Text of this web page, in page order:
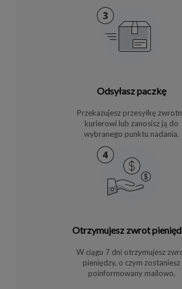
Odsyłasz paczkę
Przekazujesz przesyłkę
kurierowi lub zanosisz ją do
wybranego punktu nadania.
Otrzymujesz zwrot
W ciągu 7 dni otrzymujesz
pieniędzy, o czym zostaniesz
poinformowany mailowo.